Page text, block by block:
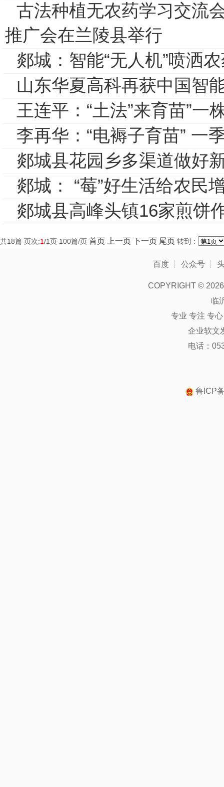
古法种植无农药学习交流
推广会在兰陵县举行
郯城：智能“无人机”喷洒
山东华夏高科再获中国智
王连平：“土法”来育苗”一
李再华：“电褥子育苗” 一
郯城县花园乡多渠道做好
郯城： “莓”好生活给农民
郯城县高峰头镇16家煎饼
共18篇 页次:1/1页 100篇/页 首页 上一页 下一页 尾页 转到：
百度 ┊ 公众号 ┊
COPYRIGHT ©
临
专业 专注 专
企业软文
电话：
鲁ICP